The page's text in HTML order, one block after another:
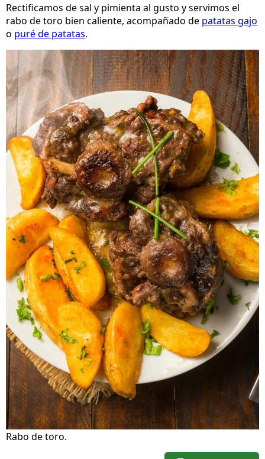
Rectificamos de sal y pimienta al gusto y servimos el
rabo de toro bien caliente, acompañado de patatas gajo
o puré de patatas.
Rabo de toro.